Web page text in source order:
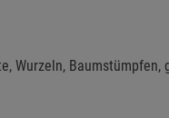
Wurzeln, Baumstümpfen,